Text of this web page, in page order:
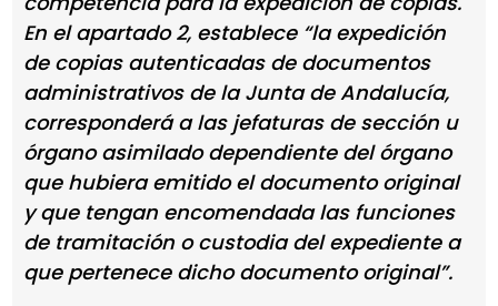
En el apartado 2, establece “la expedición
de copias autenticadas de documentos
administrativos de la Junta de Andalucía,
corresponderá a las jefaturas de sección u
órgano asimilado dependiente del órgano
que hubiera emitido el documento original
y que tengan encomendada las funciones
de tramitación o custodia del expediente a
que pertenece dicho documento original”.